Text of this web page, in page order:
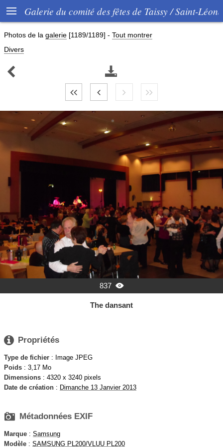
 Galerie du comité des fêtes de Taissy / Saint-
Photos de la galerie [1189/1189] - Tout montrer
Divers
 
837 
The dansant
 Propriétés
Type de fichier : Image JPEG
Poids : 3,17 Mo
Dimensions : 4320 x 3240 pixels
Date de création : Dimanche 13 Janvier 2013
 Métadonnées EXIF
Marque : Samsung
Modèle : SAMSUNG PL200/VLUU PL200